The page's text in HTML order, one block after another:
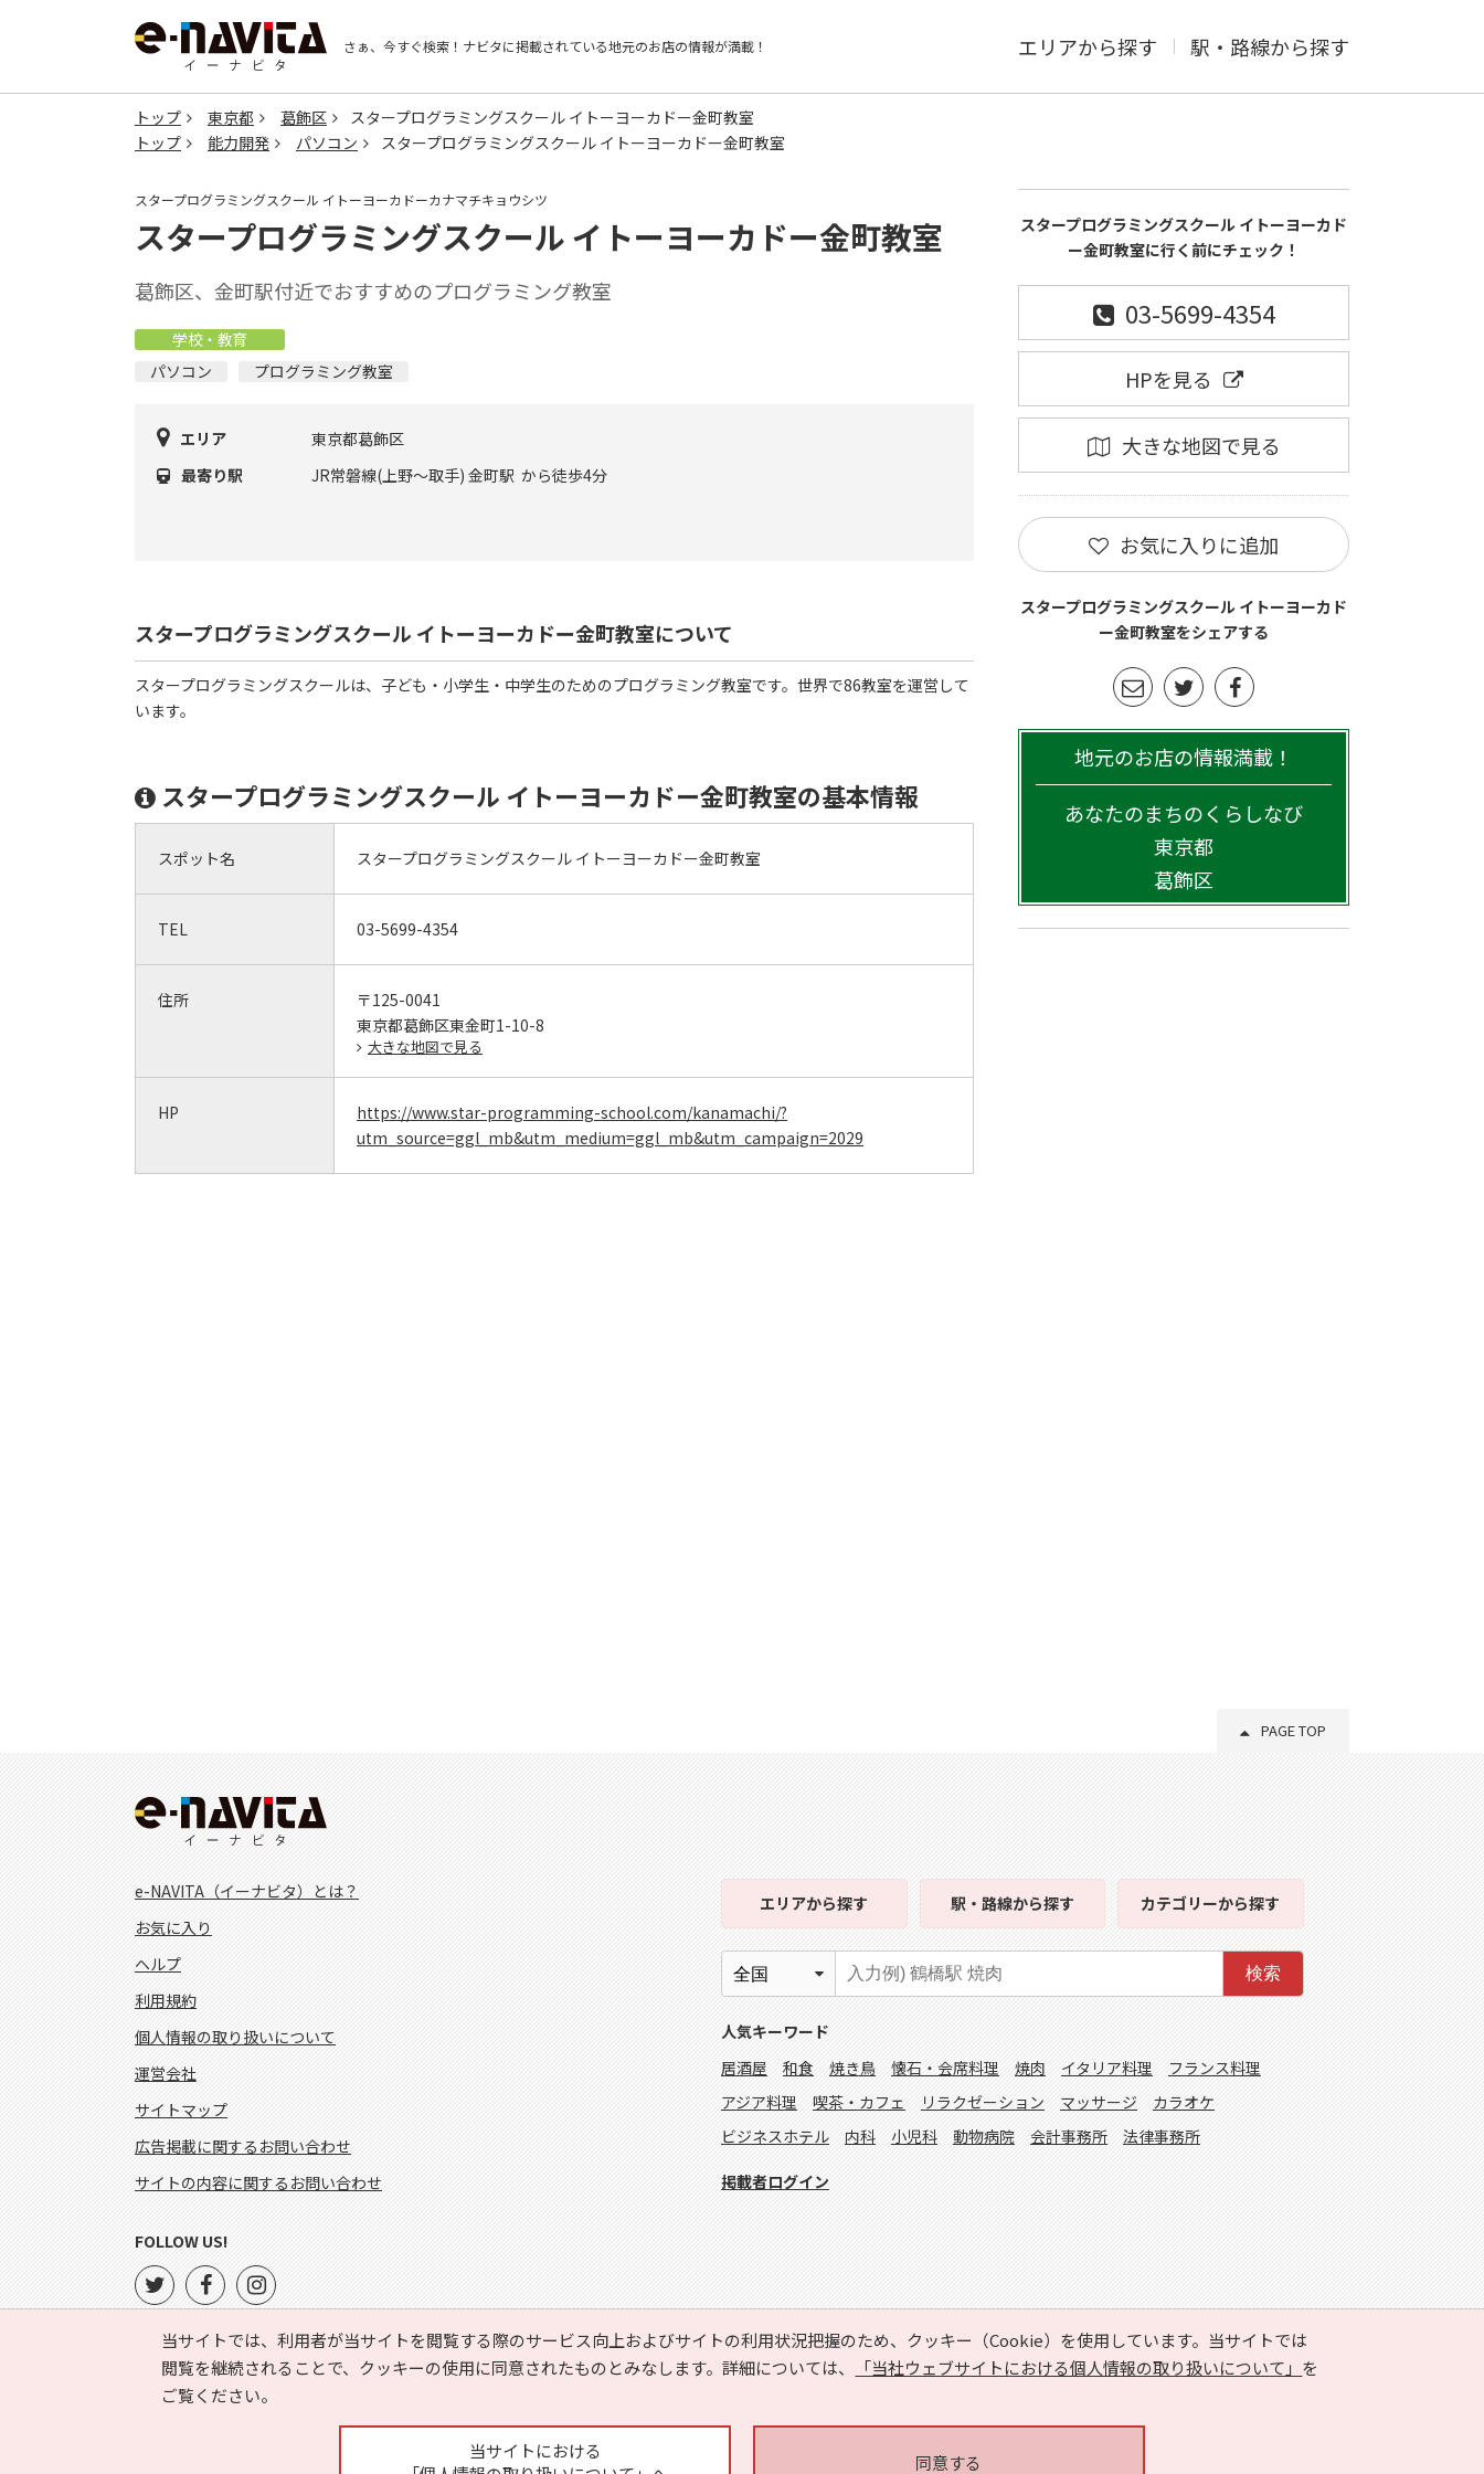
さぁ、今すぐ検索！ ナビタに掲載されている地元のお店の情報が満載！ エリアから探す 駅・路線から探す
トップ 東京都 葛飾区
スタープログラミングスクール イトーヨーカドー金町教室
トップ
能力開発 パソコン スタープログラミングスクール イトーヨーカドー金町教室
スタープログラミングスクール イトーヨーカドーカナマチキョウシツ
スタープログラミングスクール イトーヨーカドー金町教室
葛飾区、金町駅付近でおすすめのプログラミング教室
学校・教育
パソコン
プログラミング教室
エリア
東京都葛飾区
最寄り駅
JR常磐線(上野～取手) 金町駅 から徒歩4分
スタープログラミングスクール イトーヨーカドー金町教室について
スタープログラミングスクールは、子ども・小学生・中学生のためのプログラミング教室です。世界で86教室を運営して
います。
スタープログラミングスクール イトーヨーカドー金町教室の基本情報
スポット名 スタープログラミングスクール イトーヨーカドー金町教室
TEL 03-5699-4354
住所
〒125-0041
東京都葛飾区東金町1-10-8
大きな地図で見る
HP
https://www.star-programming-school.com/kanamachi/?
utm_source=ggl_mb&utm_medium=ggl_mb&utm_campaign=2029
スタープログラミングスクール イトーヨーカド
ー金町教室に行く前にチェック！
03-5699-4354
HPを見る
大きな地図で見る
お気に入りに追加
スタープログラミングスクール イトーヨーカド
ー金町教室をシェアする
地元のお店の情報満載！
あなたのまちのくらしなび
東京都
葛飾区
PAGE TOP
当サイトでは、利用者が当サイトを閲覧する際のサービス向上およびサイトの利用状況把握のため、クッキー（Cookie）を使用しています。当サイトでは
閲覧を継続されることで、クッキーの使用に同意されたものとみなします。詳細については、
「当社ウェブサイトにおける個人情報の取り扱いについて」 を
ご覧ください。
当サイトにおける
同意する
e-NAVITA（イーナビタ）とは？
お気に入り
ヘルプ
利用規約
個人情報の取り扱いについて
運営会社
サイトマップ
広告掲載に関するお問い合わせ
サイトの内容に関するお問い合わせ
エリアから探す 駅・路線から探す カテゴリーから探す
検索
人気キーワード
居酒屋
和食 焼き鳥 懐石・会席料理 焼肉 イタリア料理
フランス料理
アジア料理
喫茶・カフェ リラクゼーション マッサージ
カラオケ
ビジネスホテル
内科 小児科 動物病院 会計事務所 法律事務所
掲載者ログイン
FOLLOW US!
Copyright © HYOJITO.Co.,Ltd. All Rights Reserved.